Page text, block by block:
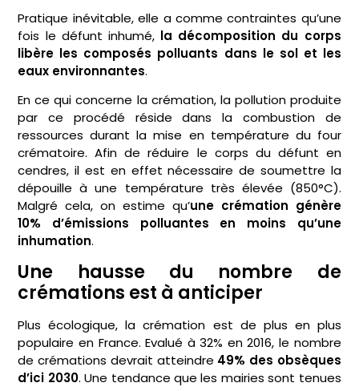
Pratique inévitable, elle a comme contraintes qu’une
fois le défunt inhumé, la décomposition du corps
libère les composés polluants dans le sol et les
eaux environnantes.
En ce qui concerne la crémation, la pollution produite
par ce procédé réside dans la combustion de
ressources durant la mise en température du four
crématoire. Afin de réduire le corps du défunt en
cendres, il est en effet nécessaire de soumettre la
dépouille à une température très élevée (850°C).
Malgré cela, on estime qu’une crémation génère
10% d’émissions polluantes en moins qu’une
inhumation.
Une hausse du nombre de
crémations est à anticiper
Plus écologique, la crémation est de plus en plus
populaire en France. Evalué à 32% en 2016, le nombre
de crémations devrait atteindre 49% des obsèques
d’ici 2030. Une tendance que les mairies sont tenues